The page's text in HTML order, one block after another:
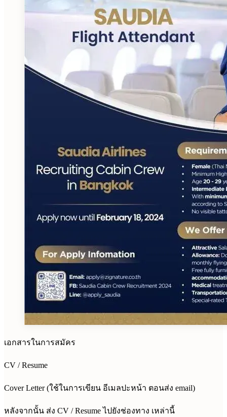
เอกสารในการสมัคร
CV / Resume
Cover Letter (ใช้ในการเขียน อีเมลปะหน้า ตอนส่ง email)
หลังจากนั้น ส่ง CV / Resume ไปยังช่องทาง เหล่านี้